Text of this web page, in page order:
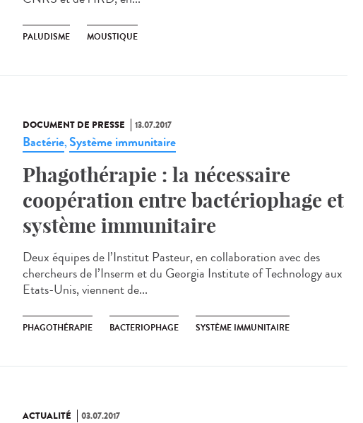
PALUDISME MOUSTIQUE
DOCUMENT DE PRESSE 13.07.2017
Bactérie,Système immunitaire
Phagothérapie : la nécessaire
coopération entre bactériophage et
système immunitaire
Deux équipes de l’Institut Pasteur, en collaboration avec des
chercheurs de l’Inserm et du Georgia Institute of Technology aux
Etats-Unis, viennent de...
PHAGOTHÉRAPIE BACTERIOPHAGE SYSTÈME IMMUNITAIRE
ACTUALITÉ 03.07.2017